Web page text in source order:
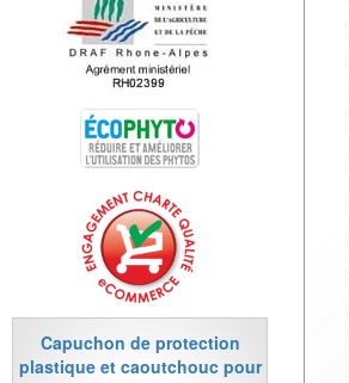
Capuchon de protection
plastique et caoutchouc pour